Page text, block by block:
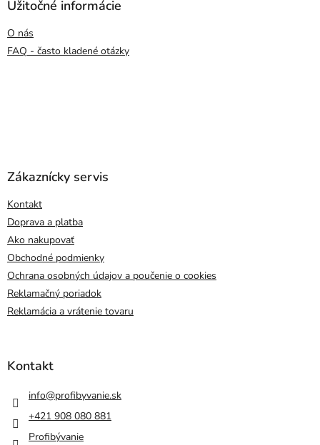
Užitočné informácie
O nás
FAQ - často kladené otázky
Zákaznícky servis
Kontakt
Doprava a platba
Ako nakupovať
Obchodné podmienky
Ochrana osobných údajov a poučenie o cookies
Reklamačný poriadok
Reklamácia a vrátenie tovaru
Kontakt
info@profibyvanie.sk
+421 908 080 881
Profibývanie